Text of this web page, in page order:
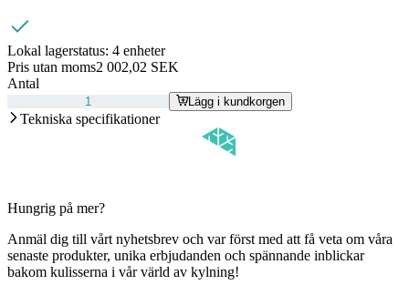
Lokal lagerstatus: 4 enheter
Pris utan moms2 002,02 SEK
Antal
Lägg i kundkorgen
Tekniska specifikationer
Hungrig på mer?
Anmäl dig till vårt nyhetsbrev och var först med att få veta om våra
senaste produkter, unika erbjudanden och spännande inblickar
bakom kulisserna i vår värld av kylning!